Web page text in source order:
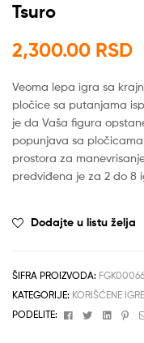
Tsuro
2,300.00 RSD
Veoma lepa igra sa
pločice sa putanjama
je da Vaša figura
popunjava sa
prostora za
predviđena je za 2 do 8
Dodajte u listu želja
ŠIFRA PROIZVODA: FGK00066
KATEGORIJE: KORIŠĆENE IGRE
PODELITE:
FacebookTwitter